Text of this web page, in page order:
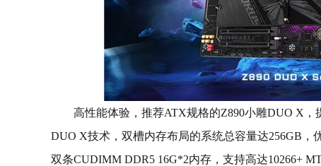
高性能体验，推荐ATX规格的Z890小雕DUO X，
DUO X技术，双槽内存布局的系统总容量达256GB，
双条CUDIMM DDR5 16G*2内存，支持高达10266+